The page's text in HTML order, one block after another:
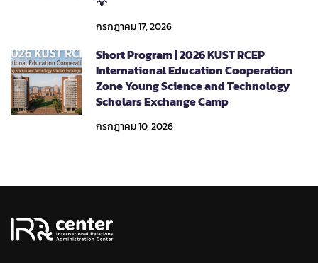
กรกฎาคม 17, 2026
Short Program | 2026 KUST RCEP
International Education Cooperation
Zone Young Science and Technology
Scholars Exchange Camp
กรกฎาคม 10, 2026